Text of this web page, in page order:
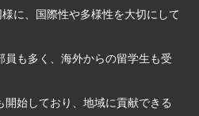
に、国際性や多様性を大切にして
も多く、海外からの留学生も受
始しており、地域に貢献できる